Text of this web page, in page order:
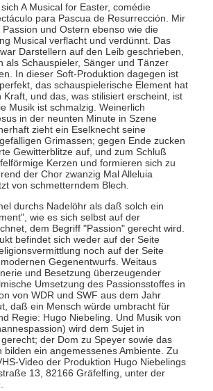
A Musical for Easter, comédie
para Pascua de Resurrección. Mir
und Ostern ebenso wie die
Musical verflacht und verdünnt. Das
Darstellern auf den Leib geschrieben,
als Schauspieler, Sänger und Tänzer
In dieser Soft-Produktion dagegen ist
das schauspielerische Element hat
Kraft, und das, was stilisiert erscheint, ist
Musik ist schmalzig. Weinerlich
in der neunten Minute in Szene
zieht ein Eselknecht seine
Grimassen; gegen Ende zucken
Gewitterblitze auf, und zum Schluß
Kerzen und formieren sich zu
der Chor zwanzig Mal Alleluia
von schmetterndem Blech.
durchs Nadelöhr als daß solch ein
wie es sich selbst auf der
dem Begriff "Passion" gerecht wird.
befindet sich weder auf der Seite
noch auf der Seite
Gegenentwurfs. Weitaus
und Besetzung überzeugender
Umsetzung des Passionsstoffes in
von WDR und SWF aus dem Jahr
daß ein Mensch würde umbracht für
Regie: Hugo Niebeling. Und Musik von
wird dem Sujet in
der Dom zu Speyer sowie das
bilden ein angemessenes Ambiente. Zu
Video der Produktion Hugo Niebelings
13, 82166 Gräfelfing, unter der